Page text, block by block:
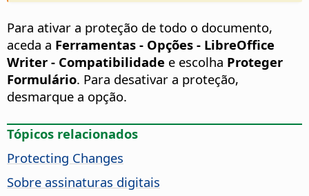
Para ativar a proteção de todo o documento,
aceda a Ferramentas - Opções - LibreOffice
Writer - Compatibilidade e escolha Proteger
Formulário. Para desativar a proteção,
desmarque a opção.
Tópicos relacionados
Protecting Changes
Sobre assinaturas digitais